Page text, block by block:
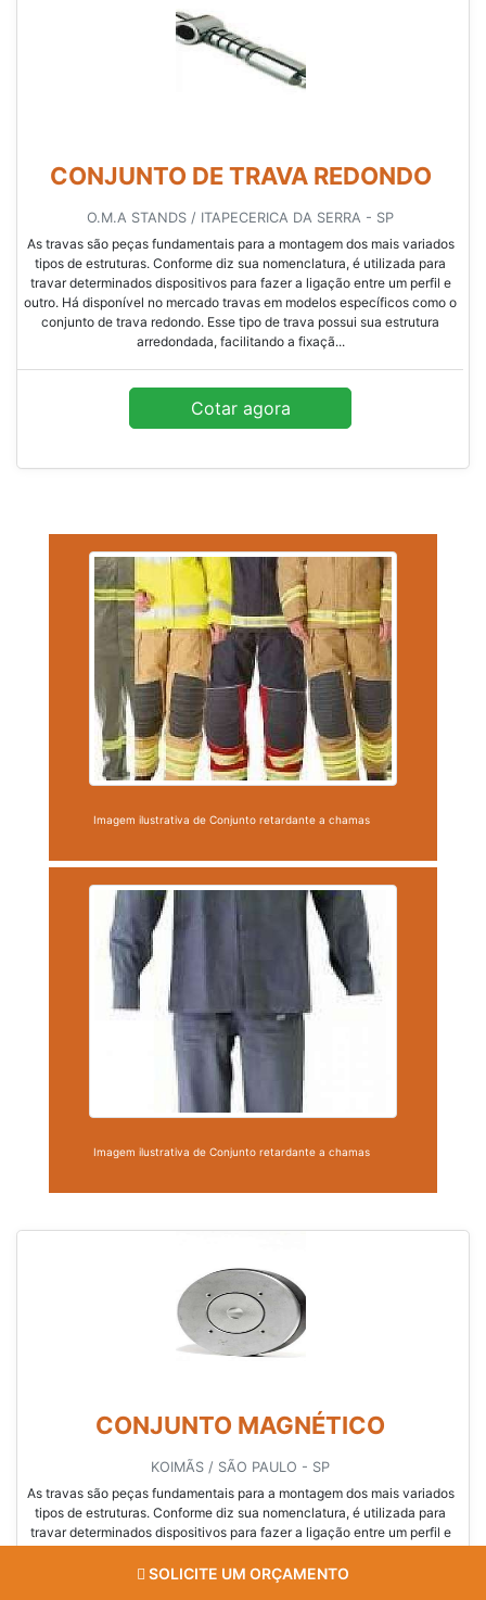
CONJUNTO DE TRAVA REDONDO
O.M.A STANDS / ITAPECERICA DA SERRA - SP
As travas são peças fundamentais para a montagem dos mais variados
tipos de estruturas. Conforme diz sua nomenclatura, é utilizada para
travar determinados dispositivos para fazer a ligação entre um perfil e
outro. Há disponível no mercado travas em modelos específicos como o
conjunto de trava redondo. Esse tipo de trava possui sua estrutura
arredondada, facilitando a fixaçã...
Cotar agora
Imagem ilustrativa de Conjunto retardante a chamas
Imagem ilustrativa de Conjunto retardante a chamas
CONJUNTO MAGNÉTICO
KOIMÃS / SÃO PAULO - SP
As travas são peças fundamentais para a montagem dos mais variados
tipos de estruturas. Conforme diz sua nomenclatura, é utilizada para
travar determinados dispositivos para fazer a ligação entre um perfil e
conjunto de trava redondo. Esse tipo de trava possui sua estrutura
SOLICITE UM ORÇAMENTO